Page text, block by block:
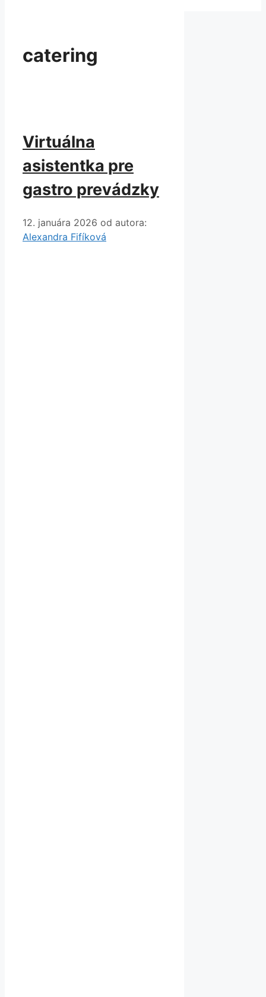
catering
Virtuálna
asistentka pre
gastro prevádzky
12. januára 2026 od autora:
Alexandra Fifíková